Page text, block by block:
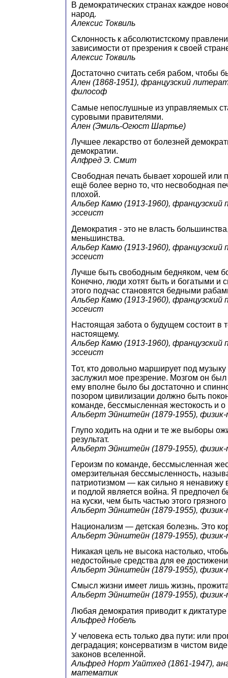
В демократических странах каждое
народ.
Алексис Токвиль
Склонность к абсолютистскому
зависимости от презрения к своей
Алексис Токвиль
Достаточно считать себя рабом, чтобы
Ален (1868-1951), французский
философ
Самые непослушные из управляемых
суровыми правителями.
Ален (Эмиль-Огюст Шартье)
Лучшее лекарство от болезней
демократии.
Алфред Э. Смит
Свободная печать бывает хорошей или
ещё более верно то, что несвободная
плохой.
Альбер Камю (1913-1960), французский
эссеист
Демократия - это не власть
меньшинства.
Альбер Камю (1913-1960), французский
эссеист
Лучше быть свободным бедняком, чем
Конечно, люди хотят быть и богатыми и
этого подчас становятся бедными
Альбер Камю (1913-1960), французский
эссеист
Настоящая забота о будущем состоит в
настоящему.
Альбер Камю (1913-1960), французский
эссеист
Тот, кто довольно марширует под
заслужил мое презрение. Мозгом он
ему вполне было бы достаточно и
позором цивилизации должно быть
команде, бессмысленная жестокость и о
Альберт Эйнштейн (1879-1955),
Глупо ходить на одни и те же выборы
результат.
Альберт Эйнштейн (1879-1955),
Героизм по команде, бессмысленная
омерзительная бессмысленность,
патриотизмом — как сильно я ненавижу
и подлой является война. Я предпочел
на куски, чем быть частью этого
Альберт Эйнштейн (1879-1955),
Национализм — детская болезнь. Это
Альберт Эйнштейн (1879-1955),
Никакая цель не высока настолько,
недостойные средства для ее
Альберт Эйнштейн (1879-1955),
Смысл жизни имеет лишь жизнь,
Альберт Эйнштейн (1879-1955),
Любая демократия приводит к
Альфред Нобель
У человека есть только два пути: или
деградация; консерватизм в чистом
законов вселенной.
Альфред Норт Уайтхед (1861-1947),
математик